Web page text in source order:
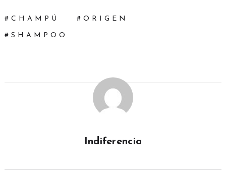
CHAMPÚ ORIGEN
SHAMPOO
Indiferencia